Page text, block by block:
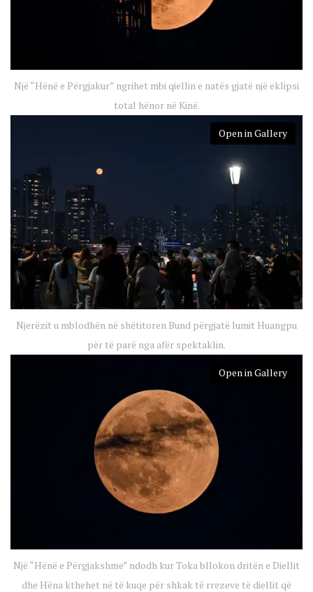
Një “Hënë e Përgjakur” ngrihet mbi qiellin e natës gjatë një eklipsi
total hënor në Kinë.
Open in Gallery
Njerëzit u mblodhën në shëtitoren Bund përgjatë lumit Huangpu
për të parë nga afër spektaklin.
Open in Gallery
Një “Hënë e Përgjakshme” ndodh kur Toka bllokon dritën e Diellit
dhe Hëna kthehet në të kuqe për shkak të rrezeve të diellit që